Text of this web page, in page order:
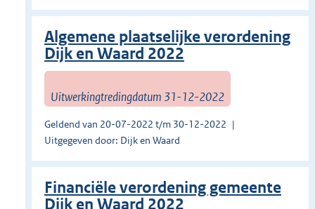
Algemene plaatselijke verordening
Dijk en Waard 2022
Uitwerkingtredingdatum 31-12-2022
Geldend van 20-07-2022 t/m 30-12-2022
Uitgegeven door: Dijk en Waard
Financiële verordening gemeente
Dijk en Waard 2022